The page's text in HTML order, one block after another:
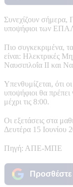
Συνεχίζουν σήμερα,
υποψήφιοι των
Πιο συγκεκριμένα,
είναι: Ηλεκτρικές
Ναυσιπλοΐα ΙΙ και
Υπενθυμίζεται, ότι
υποψήφιοι θα πρέπει
μέχρι τις 8:00.
Οι εξετάσεις στα
Δευτέρα 15 Ιουνίου
Πηγή: ΑΠΕ-ΜΠΕ